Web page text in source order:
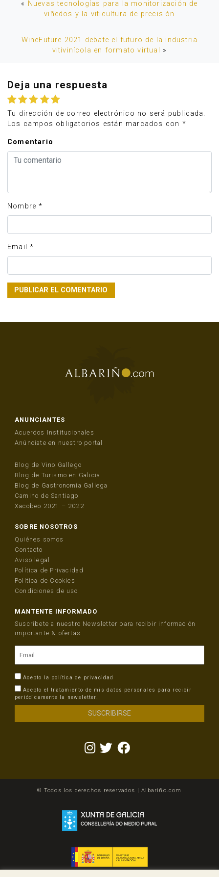
« Nuevas tecnologías para la monitorización de
viñedos y la viticultura de precisión
WineFuture 2021 debate el futuro de la industria
vitivinícola en formato virtual
»
Deja una respuesta
Tu dirección de correo electrónico no será publicada.
Los campos obligatorios están marcados con *
Comentario
Nombre *
Email *
ANUNCIANTES
Acuerdos Institucionales
Anúnciate en nuestro portal
Blog de Vino Gallego
Blog de Turismo en Galicia
Blog de Gastronomía Gallega
Camino de Santiago
Xacobeo 2021 – 2022
SOBRE NOSOTROS
Quiénes somos
Contacto
Aviso legal
Política de Privacidad
Política de Cookies
Condiciones de uso
MANTENTE INFORMADO
Suscríbete a nuestro Newsletter para recibir información
importante & ofertas
Acepto la política de privacidad
Acepto el tratamiento de mis datos personales para recibir
periódicamente la newsletter.
© Todos los derechos reservados | Albariño.com